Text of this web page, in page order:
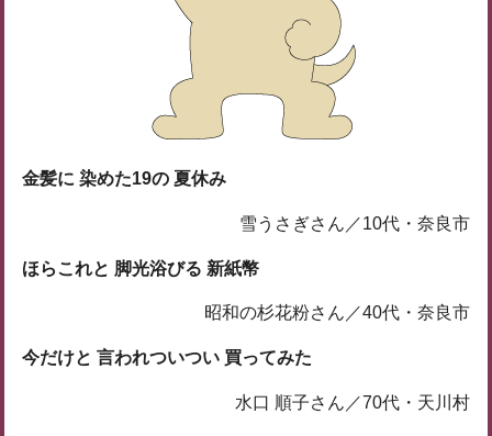
金髪に 染めた19の 夏休み
雪うさぎさん／10代・奈良市
ほらこれと 脚光浴びる 新紙幣
昭和の杉花粉さん／40代・奈良市
今だけと 言われついつい 買ってみた
水口 順子さん／70代・天川村